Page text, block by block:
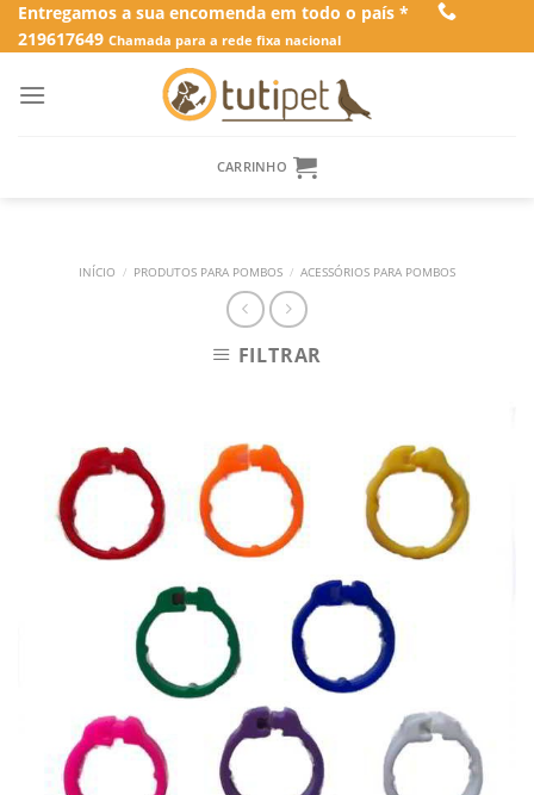
SkipEntregamos a sua encomenda em todo o país *
219617649 Chamada para a rede fixa nacional
CARRINHO
INÍCIO / PRODUTOS PARA POMBOS / ACESSÓRIOS PARA POMBOS
FILTRAR